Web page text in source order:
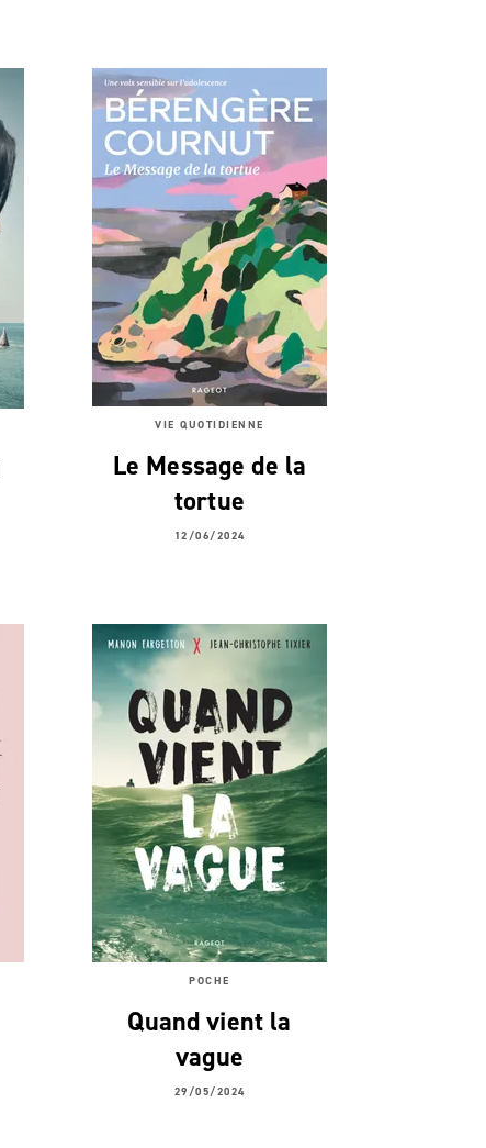
VIE QUOTIDIENNE
Le Message de la
tortue
12/06/2024
POCHE
Quand vient la
vague
29/05/2024